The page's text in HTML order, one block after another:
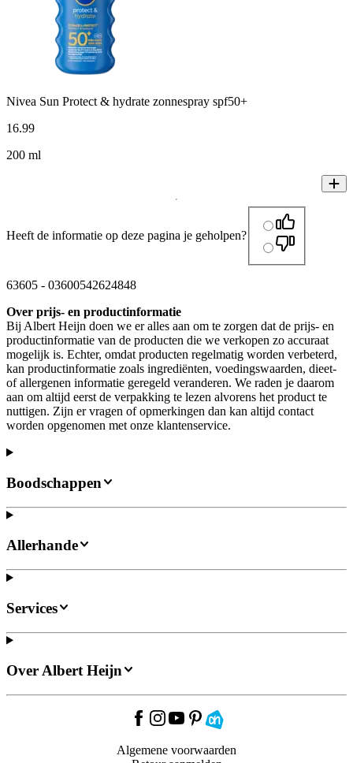
Nivea Sun Protect & hydrate zonnespray spf50+
16.99
200 ml
Heeft de informatie op deze pagina je geholpen?
63605 - 03600542624848
Over prijs- en productinformatie
Bij Albert Heijn doen we er alles aan om te zorgen dat de prijs- en
productinformatie van de producten die we verkopen zo accuraat
mogelijk is. Echter, omdat producten regelmatig worden verbeterd,
kan productinformatie zoals ingrediënten, voedingswaarden, dieet-
of allergenen informatie geregeld veranderen. We raden je daarom
aan om altijd eerst de verpakking te lezen alvorens het product te
nuttigen. Zijn er vragen of opmerkingen dan kan altijd contact
worden opgenomen met onze klantenservice.
Boodschappen
Allerhande
Services
Over Albert Heijn
Algemene voorwaarden